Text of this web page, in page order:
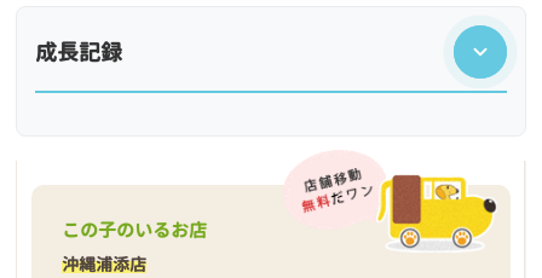
成長記録
この子のいるお店
沖縄浦添店